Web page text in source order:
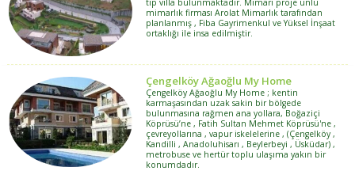
mimarlık firması Arolat Mimarlık tarafından
planlanmış , Fiba Gayrimenkul ve Yüksel İnşaat
ortaklığı ile insa edilmiştir.
Çengelköy Ağaoğlu My Home
Çengelköy Ağaoğlu My Home ; kentin
karmaşasından uzak sakin bir bölgede
bulunmasına rağmen ana yollara, Boğaziçi
Köprüsü’ne , Fatih Sultan Mehmet Köprüsü'ne ,
çevreyollarına , vapur iskelelerine , (Çengelköy ,
Kandilli , Anadoluhisarı , Beylerbeyi , Üsküdar) ,
metrobuse ve hertür toplu ulaşıma yakın bir
konumdadır.